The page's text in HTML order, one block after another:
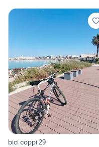
bici coppi 29